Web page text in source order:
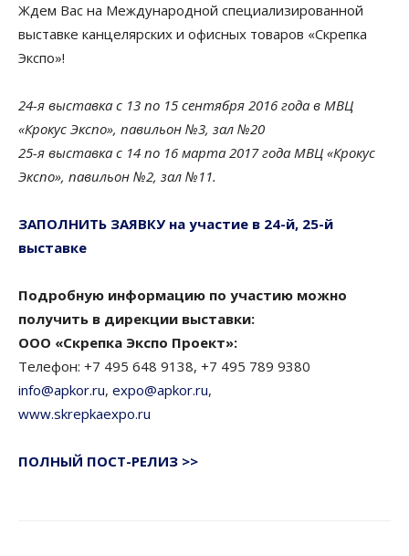
Ждем Вас на Международной специализированной
выставке канцелярских и офисных товаров «Скрепка
Экспо»!
24-я выставка с 13 по 15 сентября 2016 года в МВЦ
«Крокус Экспо», павильон №3, зал №20
25-я выставка с 14 по 16 марта 2017 года МВЦ «Крокус
Экспо», павильон №2, зал №11.
ЗАПОЛНИТЬ ЗАЯВКУ на участие в 24-й, 25-й
выставке
Подробную информацию по участию можно
получить в дирекции выставки:
ООО «Скрепка Экспо Проект»:
Телефон: +7 495 648 9138, +7 495 789 9380
info@apkor.ru, expo@apkor.ru,
www.skrepkaexpo.ru
ПОЛНЫЙ ПОСТ-РЕЛИЗ >>